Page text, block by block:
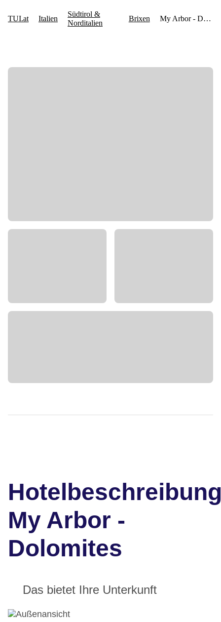
My Arbor -
Dolomites
Das bietet Ihre Unterkunft